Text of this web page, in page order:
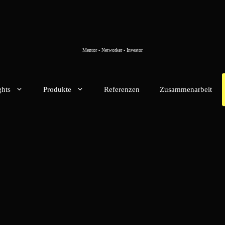
Mentor - Networker - Investor
Produkte Referenzen Zusammenarbeit